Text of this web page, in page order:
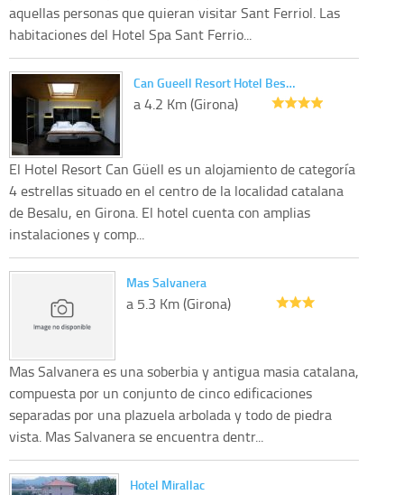
aquellas personas que quieran visitar Sant Ferriol. Las
habitaciones del Hotel Spa Sant Ferrio...
Can Gueell Resort Hotel Bes…
a 4.2 Km (Girona)
El Hotel Resort Can Güell es un alojamiento de categoría
4 estrellas situado en el centro de la localidad catalana
de Besalu, en Girona. El hotel cuenta con amplias
instalaciones y comp...
Mas Salvanera
a 5.3 Km (Girona)
Mas Salvanera es una soberbia y antigua masia catalana,
compuesta por un conjunto de cinco edificaciones
separadas por una plazuela arbolada y todo de piedra
vista. Mas Salvanera se encuentra dentr...
Hotel Mirallac